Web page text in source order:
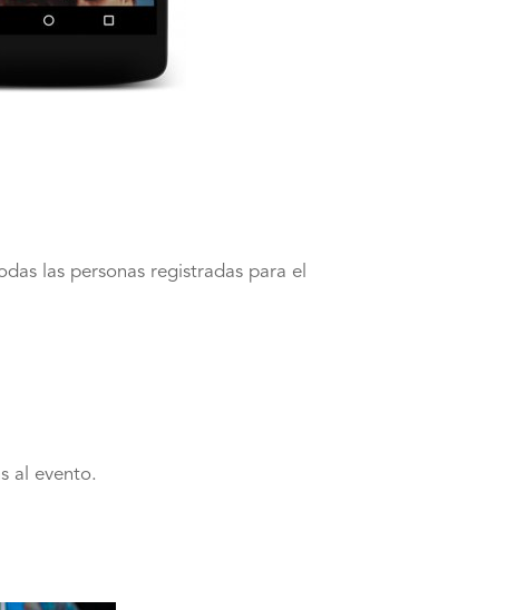
las personas registradas para el
al evento.